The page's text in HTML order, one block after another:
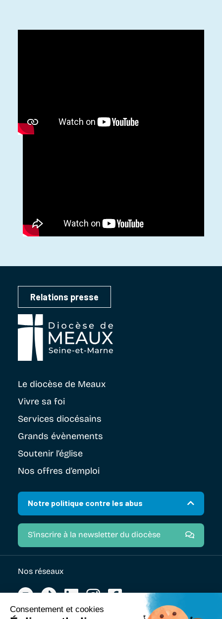
Relations presse
Le diocèse de Meaux
Vivre sa foi
Services diocésains
Grands évènements
Soutenir l’église
Nos offres d’emploi
Notre politique contre les abus
S'inscrire à la newsletter du diocèse
Nos réseaux
Nos partenaires